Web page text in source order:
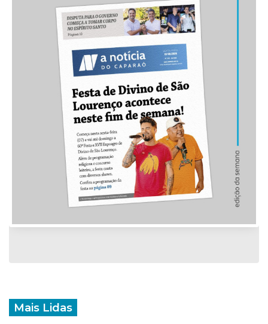
Mais Lidas